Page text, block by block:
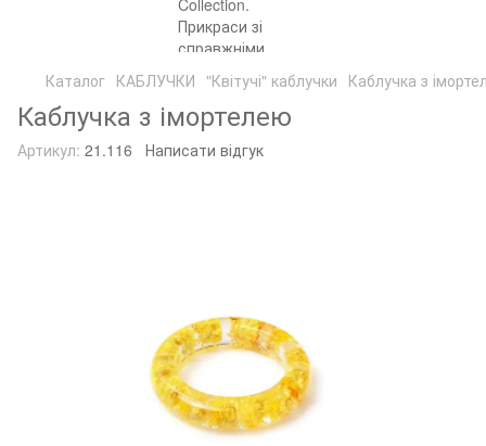
Каталог КАБЛУЧКИ "Квітучі" каблучки Каблучка з
Каблучка з імортелею
Артикул: 21.116 Написати відгук